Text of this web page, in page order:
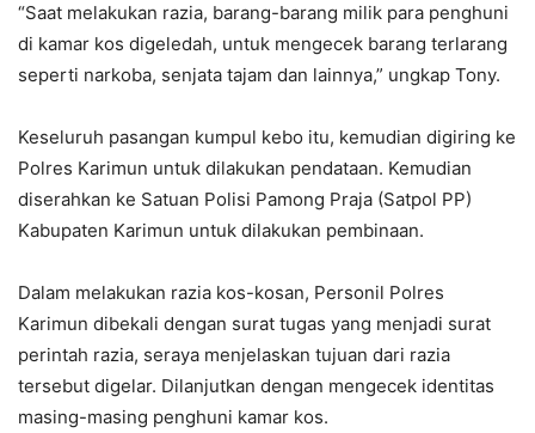
“Saat melakukan razia, barang-barang milik para penghuni
di kamar kos digeledah, untuk mengecek barang terlarang
seperti narkoba, senjata tajam dan lainnya,” ungkap Tony.
Keseluruh pasangan kumpul kebo itu, kemudian digiring ke
Polres Karimun untuk dilakukan pendataan. Kemudian
diserahkan ke Satuan Polisi Pamong Praja (Satpol PP)
Kabupaten Karimun untuk dilakukan pembinaan.
Dalam melakukan razia kos-kosan, Personil Polres
Karimun dibekali dengan surat tugas yang menjadi surat
perintah razia, seraya menjelaskan tujuan dari razia
tersebut digelar. Dilanjutkan dengan mengecek identitas
masing-masing penghuni kamar kos.